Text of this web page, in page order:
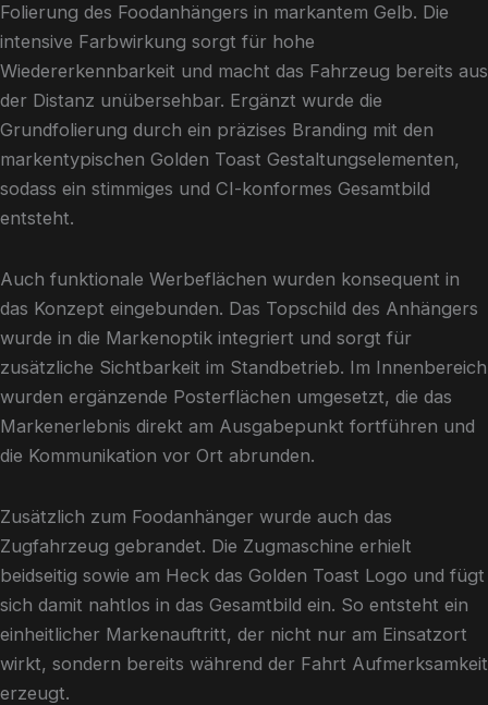
Folierung des Foodanhängers in markantem Gelb. Die
intensive Farbwirkung sorgt für hohe
Wiedererkennbarkeit und macht das Fahrzeug bereits aus
der Distanz unübersehbar. Ergänzt wurde die
Grundfolierung durch ein präzises Branding mit den
markentypischen Golden Toast Gestaltungselementen,
sodass ein stimmiges und CI-konformes Gesamtbild
entsteht.
Auch funktionale Werbeflächen wurden konsequent in
das Konzept eingebunden. Das Topschild des Anhängers
wurde in die Markenoptik integriert und sorgt für
zusätzliche Sichtbarkeit im Standbetrieb. Im Innenbereich
wurden ergänzende Posterflächen umgesetzt, die das
Markenerlebnis direkt am Ausgabepunkt fortführen und
die Kommunikation vor Ort abrunden.
Zusätzlich zum Foodanhänger wurde auch das
Zugfahrzeug gebrandet. Die Zugmaschine erhielt
beidseitig sowie am Heck das Golden Toast Logo und fügt
sich damit nahtlos in das Gesamtbild ein. So entsteht ein
einheitlicher Markenauftritt, der nicht nur am Einsatzort
wirkt, sondern bereits während der Fahrt Aufmerksamkeit
erzeugt.